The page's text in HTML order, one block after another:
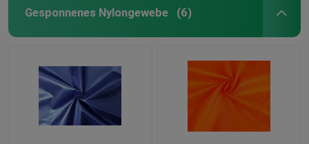
Gesponnenes Nylongewebe (6)